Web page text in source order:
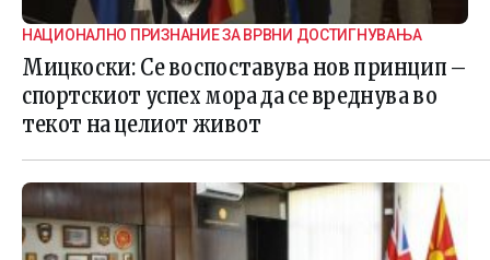
НАЦИОНАЛНО ПРИЗНАНИЕ ЗА ВРВНИ ДОСТИГНУВАЊА
Мицкоски: Се воспоставува нов принцип –
спортскиот успех мора да се вреднува во
текот на целиот живот